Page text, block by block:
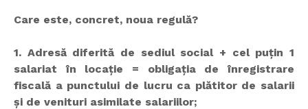
Care este, concret, noua regulă?
1. Adresă diferită de sediul social + cel puțin 1
salariat în locație = obligația de înregistrare
fiscală a punctului de lucru ca plătitor de salarii
și de venituri asimilate salariilor;